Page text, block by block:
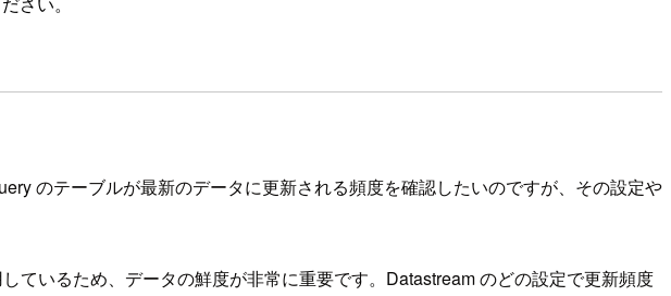
のテーブルが最新のデータに更新される頻度を確認したいのですが、その設定や
ているため、データの鮮度が非常に重要です。Datastream のどの設定で更新頻度